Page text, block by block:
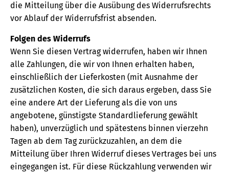
die Mitteilung über die Ausübung des Widerrufsrechts
vor Ablauf der Widerrufsfrist absenden.
Folgen des Widerrufs
Wenn Sie diesen Vertrag widerrufen, haben wir Ihnen
alle Zahlungen, die wir von Ihnen erhalten haben,
einschließlich der Lieferkosten (mit Ausnahme der
zusätzlichen Kosten, die sich daraus ergeben, dass Sie
eine andere Art der Lieferung als die von uns
angebotene, günstigste Standardlieferung gewählt
haben), unverzüglich und spätestens binnen vierzehn
Tagen ab dem Tag zurückzuzahlen, an dem die
Mitteilung über Ihren Widerruf dieses Vertrages bei uns
eingegangen ist. Für diese Rückzahlung verwenden wir